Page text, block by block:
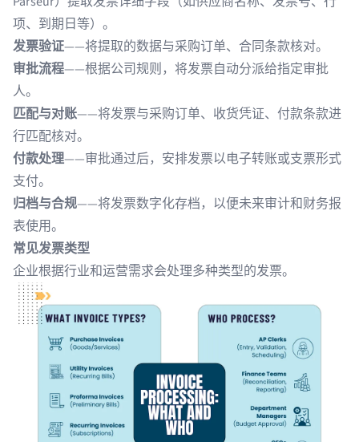
项、到期日等）。
发票验证——将提取的数据与采购订单、合同条款核对。
审批流程——根据公司规则，将发票自动分派给指定审批
人。
匹配与对账——将发票与采购订单、收货凭证、付款条款进
行匹配核对。
付款处理——审批通过后，安排发票以电子转账或支票形式
支付。
归档与合规——将发票数字化存档，以便未来审计和财务报
表使用。
常见发票类型
企业根据行业和运营需求会处理多种类型的发票。